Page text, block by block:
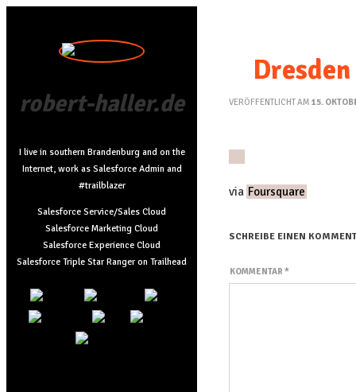
robert-haller.de
I live in southern Brandenburg and on the
Internet, work as Salesforce Admin and
#trailblazer
Salesforce Service/Sales Cloud
Salesforce Marketing Cloud
Salesforce Experience Cloud
Salesforce Triple Star Ranger on Trailhead
VERÖFFENTLICHT AM 15.
via Foursquare
SCHREIBE EINEN
KOMMENTAR *